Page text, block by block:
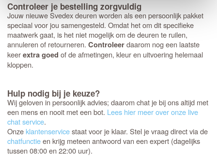
Controleer je bestelling zorgvuldig
Jouw nieuwe Svedex deuren worden als een persoonlijk pakket
speciaal voor jou samengesteld. Omdat het om dit specifieke
maatwerk gaat, is het niet mogelijk om de deuren te ruilen,
annuleren of retourneren. Controleerdaarom nog een laatste
keerextra goed of de afmetingen, kleur en uitvoering helemaal
kloppen.
Hulp nodig bij je keuze?
Wij geloven in persoonlijk advies; daarom chat je bij ons altijd met
een mens en nooit met een bot. Lees hier meer over onze live
chat service.
Onzeklantenservicestaat voor je klaar. Stel je vraag direct via de
chatfunctieen krijg meteen antwoord van een expert (dagelijks
tussen 08:00 en 22:00 uur).